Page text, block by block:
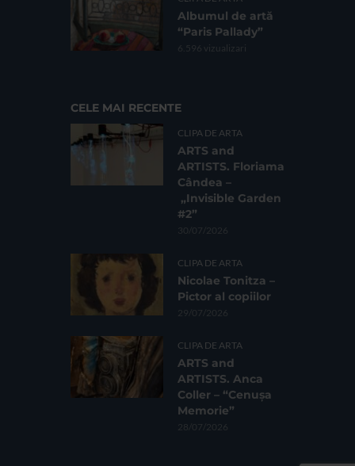
Albumul de artă
“Paris Pallady”
6.596 vizualizari
CELE MAI RECENTE
CLIPA DE ARTA
ARTS and
ARTISTS. Floriama
Cândea –
„Invisible Garden
#2”
30/07/2026
CLIPA DE ARTA
Nicolae Tonitza –
Pictor al copiilor
29/07/2026
CLIPA DE ARTA
ARTS and
ARTISTS. Anca
Coller – “Cenușa
Memorie”
28/07/2026